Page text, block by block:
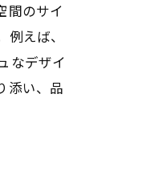
間のサイ
えば、
なデザイ
添い、品